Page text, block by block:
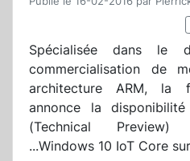
Spécialisée dans le
commercialisation de
architecture ARM, la
annonce la disponibilité
(Technical Preview)
...Windows 10 IoT Core